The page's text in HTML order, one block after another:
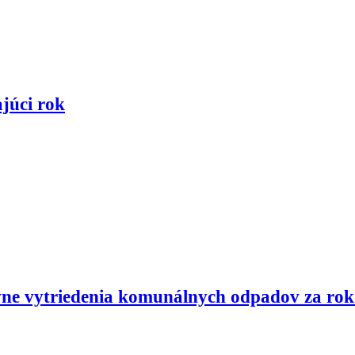
rok
vytriedenia komunálnych odpadov za